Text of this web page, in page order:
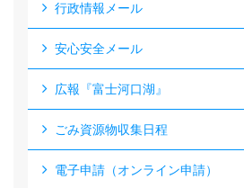
行政情報メール
安心安全メール
広報『富士河口湖』
ごみ資源物収集日程
電子申請（オンライン申請）